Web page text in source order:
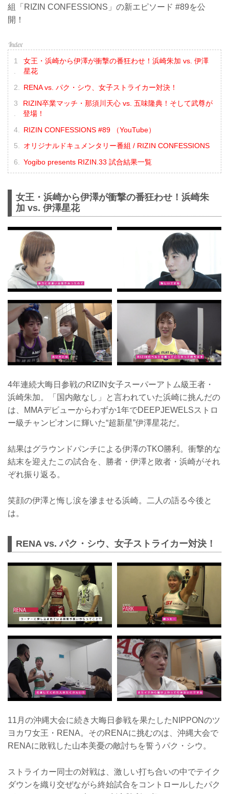
組「RIZIN CONFESSIONS」の新エピソード #89を公
開！
女王・浜崎から伊澤が衝撃の番狂わせ！浜崎朱加 vs. 伊澤
星花
RENA vs. パク・シウ、女子ストライカー対決！
RIZIN卒業マッチ・那須川天心 vs. 五味隆典！そして武尊が
登場！
RIZIN CONFESSIONS #89 （YouTube）
オリジナルドキュメンタリー番組 / RIZIN CONFESSIONS
Yogibo presents RIZIN.33 試合結果一覧
女王・浜崎から伊澤が衝撃の番狂わせ！浜崎朱
加 vs. 伊澤星花
4年連続大晦日参戦のRIZIN女子スーパーアトム級王者・
浜崎朱加。「国内敵なし」と言われていた浜崎に挑んだの
は、MMAデビューからわずか1年でDEEPJEWELSストロ
ー級チャンピオンに輝いた“超新星”伊澤星花だ。
結果はグラウンドパンチによる伊澤のTKO勝利。衝撃的な
結末を迎えたこの試合を、勝者・伊澤と敗者・浜崎がそれ
ぞれ振り返る。
笑顔の伊澤と悔し涙を滲ませる浜崎。二人の語る今後と
は。
RENA vs. パク・シウ、女子ストライカー対決！
11月の沖縄大会に続き大晦日参戦を果たしたNIPPONのツ
ヨカワ女王・RENA。そのRENAに挑むのは、沖縄大会で
RENAに敗戦した山本美憂の敵討ちを誓うパク・シウ。
ストライカー同士の対戦は、激しい打ち合いの中でテイク
ダウンを織り交ぜながら終始試合をコントロールしたパク